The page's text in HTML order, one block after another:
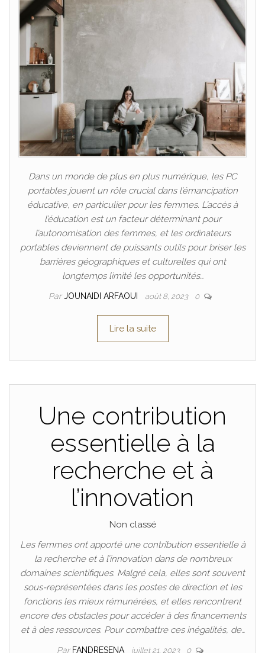
Dans un monde de plus en plus numérique, les PC
portables jouent un rôle crucial dans l’émancipation
éducative, en particulier pour les femmes. L’accès à
l’éducation est un facteur déterminant pour
l’autonomisation des femmes, et les ordinateurs
portables deviennent de puissants outils pour briser les
barrières géographiques et culturelles qui ont
longtemps limité les opportunités…
ParJOUNAIDI ARFAOUI août 8, 2023 0
Lire la suite
Une contribution
essentielle à la
recherche et à
l’innovation
Non classé
Les femmes ont apporté une contribution essentielle à
la recherche et à l’innovation dans de nombreux
domaines scientifiques. Malgré cela, elles sont souvent
sous-représentées dans les postes de direction et les
fonctions les mieux rémunérées, et elles rencontrent
encore des obstacles pour accéder à des financements
et à des ressources. Pour combattre ces inégalités, de…
Par FANDRESENA juillet 21, 2023 0